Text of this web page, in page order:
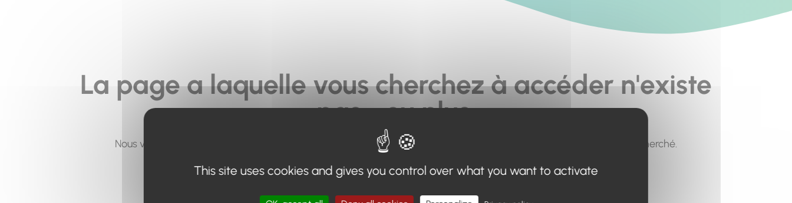
La page a laquelle vous cherchez à accéder n'existe
pas... ou plus.
Nous vous invitons à utiliser le moteur de recherche en haut de page, ou à utiliser le menu pour trouver le contenu recherché.
Retour à l'accueil
This site uses cookies and gives you control over what you want to activate